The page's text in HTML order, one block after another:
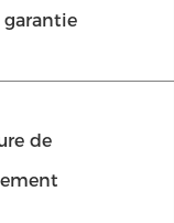
garantie
de